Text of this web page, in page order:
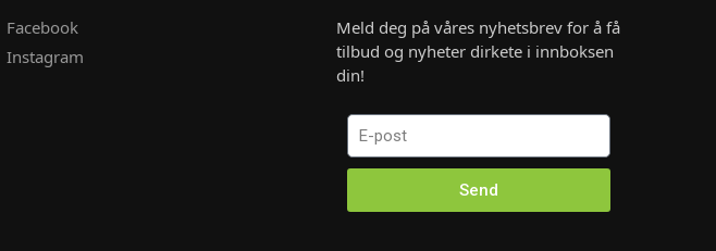
Facebook
Instagram
Meld deg på våres nyhetsbrev for å få
tilbud og nyheter dirkete i innboksen
din!
Send